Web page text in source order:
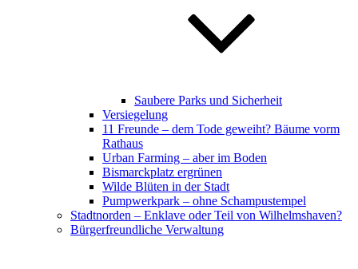
Saubere Parks und Sicherheit
Versiegelung
11 Freunde – dem Tode geweiht? Bäume vorm
Rathaus
Urban Farming – aber im Boden
Bismarckplatz ergrünen
Wilde Blüten in der Stadt
Pumpwerkpark – ohne Schampustempel
Stadtnorden – Enklave oder Teil von Wilhelmshaven?
Bürgerfreundliche Verwaltung